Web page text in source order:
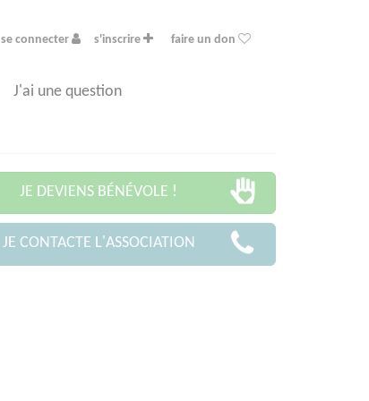
se connecter s'inscrire faire un don
J'ai une question
JE DEVIENS BÉNÉVOLE !
JE CONTACTE L'ASSOCIATION